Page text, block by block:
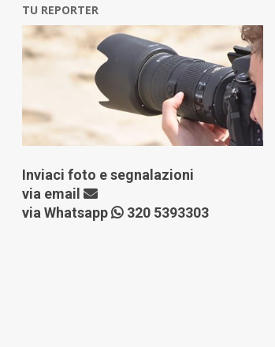
TU REPORTER
Inviaci foto e segnalazioni
via email
via Whatsapp
320 5393303